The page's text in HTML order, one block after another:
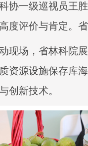
协一级巡视员王
度评价与肯定。
现场，省林科院
资源设施保存库
创新技术。